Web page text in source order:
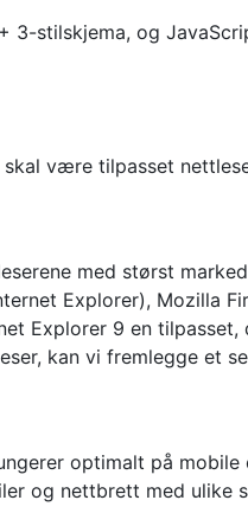
3-stilskjema, og
være tilpasset
med størst
Explorer), Mozilla
Explorer 9 en tilpasset,
kan vi fremlegge et
optimalt på mobile
og nettbrett med ulike